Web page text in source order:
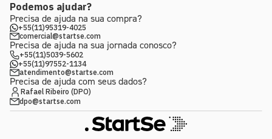
Podemos ajudar?
Precisa de ajuda na sua compra?
+55(11)95319-4025
comercial@startse.com
Precisa de ajuda na sua jornada conosco?
+55(11)5039-5602
+55(11)97552-1134
atendimento@startse.com
Precisa de ajuda com seus dados?
Rafael Ribeiro (DPO)
dpo@startse.com